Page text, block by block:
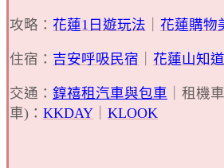
攻略： 花蓮1日遊玩法 花蓮購物
住宿： 吉安呼吸民宿 花蓮山知道
交通： 錞禧租汽車與包車 ｜租機
車)： KKDAY KLOOK